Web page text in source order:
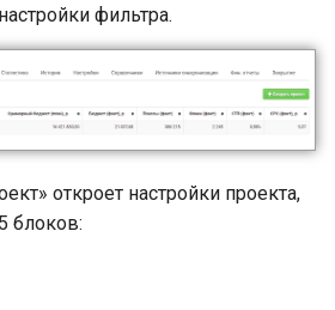
фильтра.
откроет настройки проекта,
блоков: